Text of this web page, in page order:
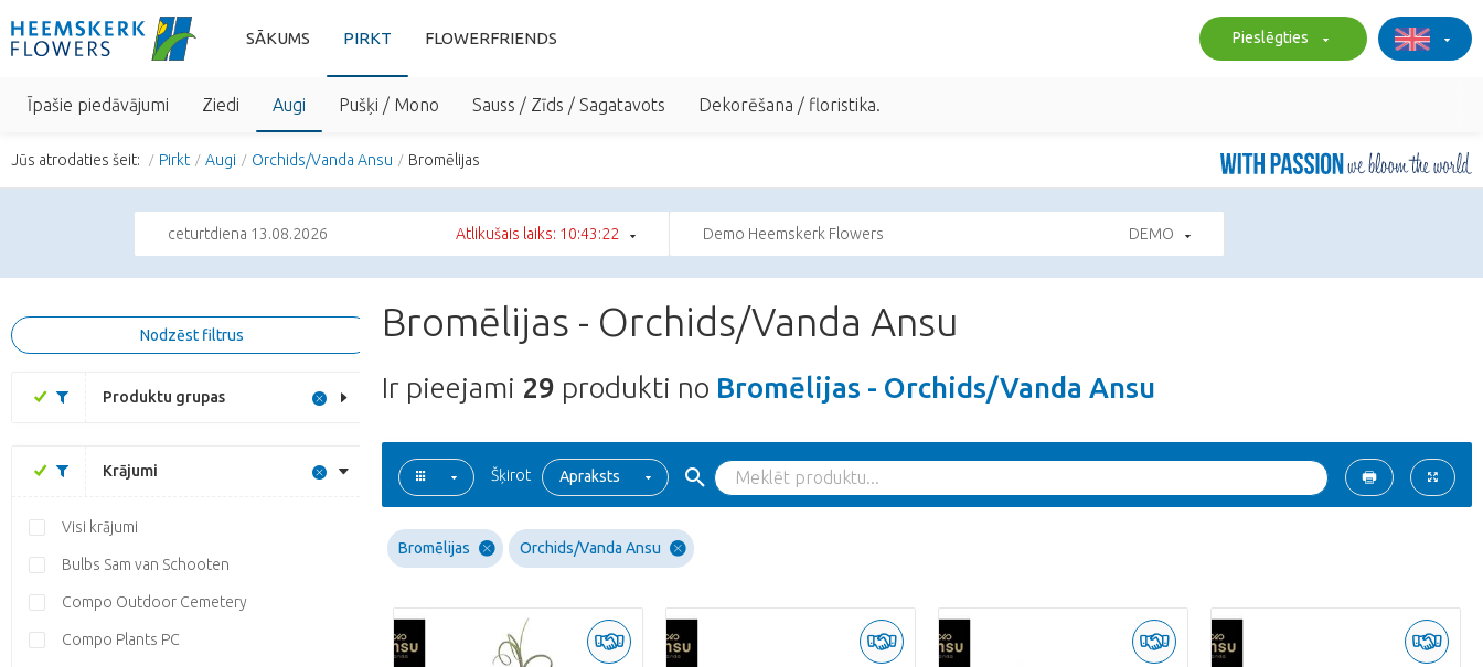
SĀKUMS PIRKT FLOWERFRIENDS Pieslēgties
Īpašie piedāvājumi Ziedi Augi Pušķi / Mono Sauss / Zīds / Sagatavots Dekorēšana / floristika.
Jūs atrodaties šeit: Pirkt Augi Orchids/Vanda Ansu Bromēlijas
ceturtdiena 13.08.2026 Atlikušais laiks: 10:43:21 Demo Heemskerk Flowers DEMO
Nodzēst filtrus
Produktu grupas
Krājumi
Visi krājumi
Bulbs Sam van Schooten
Compo Outdoor Cemetery
Compo Plants PC
Bromēlijas - Orchids/Vanda Ansu
Ir pieejami 29 produkti no Bromēlijas - Orchids/Vanda Ansu
Šķirot Apraksts
Bromēlijas Orchids/Vanda Ansu